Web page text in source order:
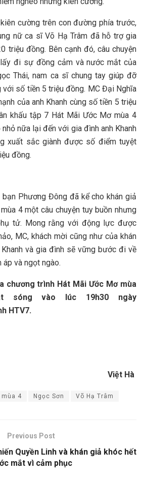
cường trên con đường phía trước,
nữ ca sĩ Võ Hạ Trâm đã hỗ trợ gia
triệu đồng. Bên cạnh đó, câu chuyện
lấy đi sự đồng cảm và nước mắt của
Thái, nam ca sĩ chung tay giúp đỡ
số tiền 5 triệu đồng. MC Đại Nghĩa
của anh Khanh cùng số tiền 5 triệu
khấu tập 7 Hát Mãi Ước Mơ mùa 4
nữa lại đến với gia đình anh Khanh
xuất sắc giành được số điểm tuyệt
đồng.
bạn Phương Đông đã kể cho khán giả
4 một câu chuyện tuy buồn nhưng
tử. Mong rằng với động lực được
MC, khách mời cũng như của khán
và gia đình sẽ vững bước đi về
và ngọt ngào.
chương trình Hát Mãi Ước Mơ mùa
sóng vào lúc 19h30 ngày
HTV7.
Việt Hà
mùa 4 Ngọc Sơn Võ Hạ Trâm
Previous Post
Quyền Linh và khán giả khóc hết
mắt vì cảm phục